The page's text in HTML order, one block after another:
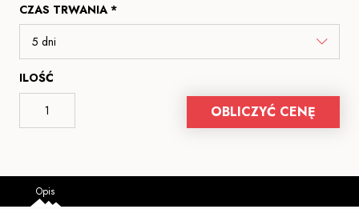
CZAS TRWANIA *
ILOŚĆ
OBLICZYĆ CENĘ
Opis